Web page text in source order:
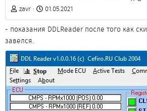
zavr 01.05.2021
- показания DDLReader после того как
завелся.